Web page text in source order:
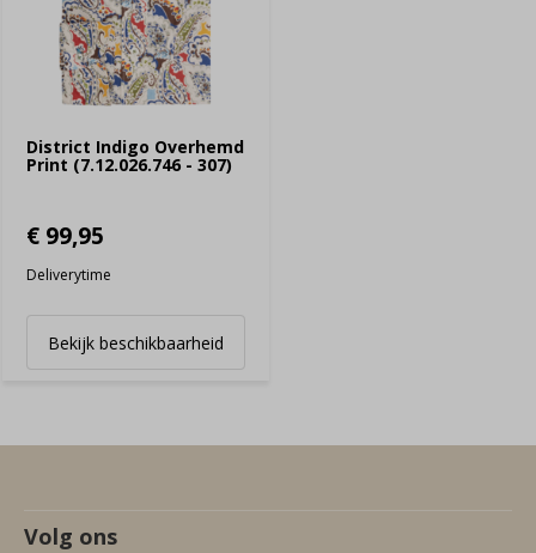
District Indigo Overhemd
Print (7.12.026.746 - 307)
€ 99,95
Deliverytime
Bekijk beschikbaarheid
Volg ons